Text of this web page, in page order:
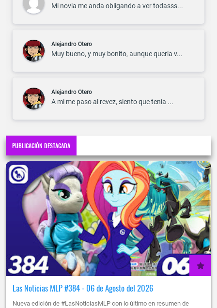
Mi novia me anda obligando a ver todasss...
Alejandro Otero
Muy bueno, y muy bonito, aunque queria v...
Alejandro Otero
A mi me paso al revez, siento que tenia ...
PUBLICACIÓN DESTACADA
Las Noticias MLP #384 - 06 de Agosto del 2026
Nueva edición de #LasNoticiasMLP con lo último en resumen de